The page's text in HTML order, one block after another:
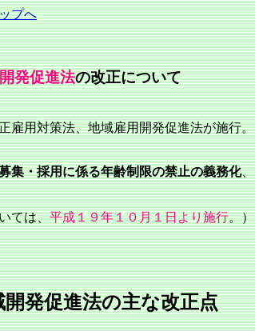
プへ
発促進法の改正について
雇用対策法、地域雇用開発促進法が施行。
集・採用に係る年齢制限の禁止の義務化、
ては、平成１９年１０月１日より施行。）
発促進法の主な改正点